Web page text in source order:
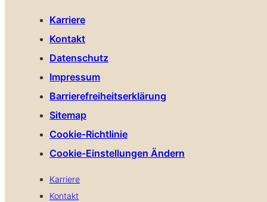
Karriere
Kontakt
Datenschutz
Impressum
Barrierefreiheitserklärung
Sitemap
Cookie-Richtlinie
Cookie-Einstellungen Ändern
Karriere
Kontakt